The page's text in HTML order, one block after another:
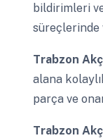
bildirimleri
süreçlerinde
Trabzon
alana
parça ve
Trabzon